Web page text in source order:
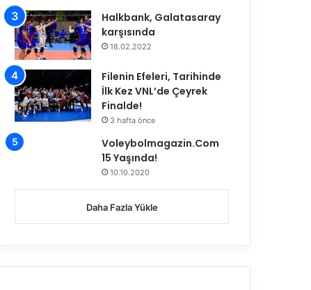
Halkbank, Galatasaray
karşısında
18.02.2022
Filenin Efeleri, Tarihinde
İlk Kez VNL’de Çeyrek
Finalde!
3 hafta önce
Voleybolmagazin.Com
15 Yaşında!
10.10.2020
Daha Fazla Yükle